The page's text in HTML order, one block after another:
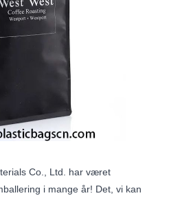
Co., Ltd. har været
i mange år! Det, vi kan